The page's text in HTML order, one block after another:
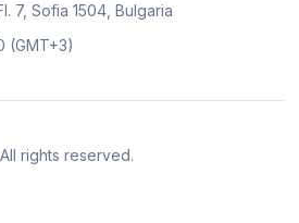
7, Sofia 1504, Bulgaria
(GMT+3)
rights reserved.